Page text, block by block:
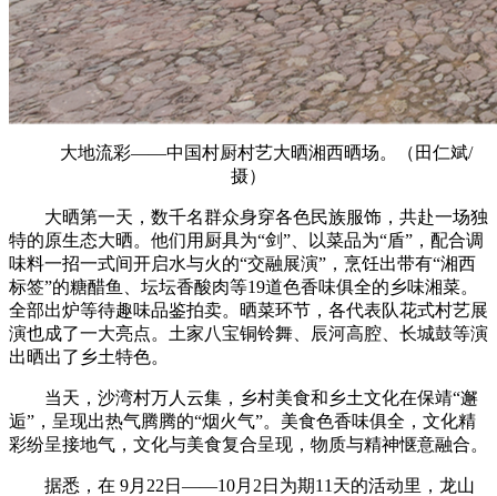
大地流彩——中国村厨村艺大晒湘西晒场。（田仁斌/
摄）
大晒第一天，数千名群众身穿各色民族服饰，共赴一场独
特的原生态大晒。他们用厨具为“剑”、以菜品为“盾”，配合调
味料一招一式间开启水与火的“交融展演”，烹饪出带有“湘西
标签”的糖醋鱼、坛坛香酸肉等19道色香味俱全的乡味湘菜。
全部出炉等待趣味品鉴拍卖。晒菜环节，各代表队花式村艺展
演也成了一大亮点。土家八宝铜铃舞、辰河高腔、长城鼓等演
出晒出了乡土特色。
当天，沙湾村万人云集，乡村美食和乡土文化在保靖“邂
逅”，呈现出热气腾腾的“烟火气”。美食色香味俱全，文化精
彩纷呈接地气，文化与美食复合呈现，物质与精神惬意融合。
据悉，在 9月22日——10月2日为期11天的活动里，龙山